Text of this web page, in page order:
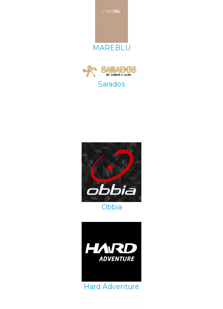
MAREBLU
Sarados
Obbia
Hard Adventure